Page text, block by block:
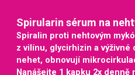
Spirularin sérum na
Spiralin proti nehtovým
z vilínu, glycirhizin a
nehet, obnovují
Nanášejte 1 kapku 2x